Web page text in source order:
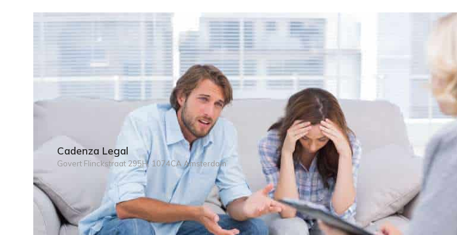
Cadenza Legal
Govert Flinckstraat 295H, 1074CA Amsterdam